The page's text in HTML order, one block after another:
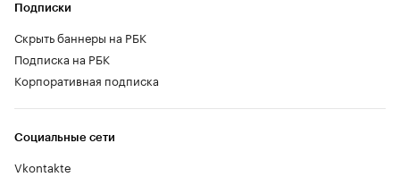
Социальные сети
Vkontakte
Подписки
Скрыть баннеры на РБК
Подписка на РБК
Корпоративная подписка